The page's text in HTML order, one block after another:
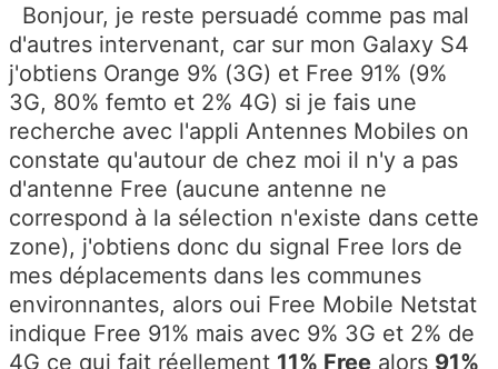
Bonjour, je reste persuadé comme pas mal
d'autres intervenant, car sur mon Galaxy S4
j'obtiens Orange 9% (3G) et Free 91% (9%
3G, 80% femto et 2% 4G) si je fais une
recherche avec l'appli Antennes Mobiles on
constate qu'autour de chez moi il n'y a pas
d'antenne Free (aucune antenne ne
correspond à la sélection n'existe dans cette
zone), j'obtiens donc du signal Free lors de
mes déplacements dans les communes
environnantes, alors oui Free Mobile Netstat
indique Free 91% mais avec 9% 3G et 2% de
4G ce qui fait réellement 11% Free alors 91%